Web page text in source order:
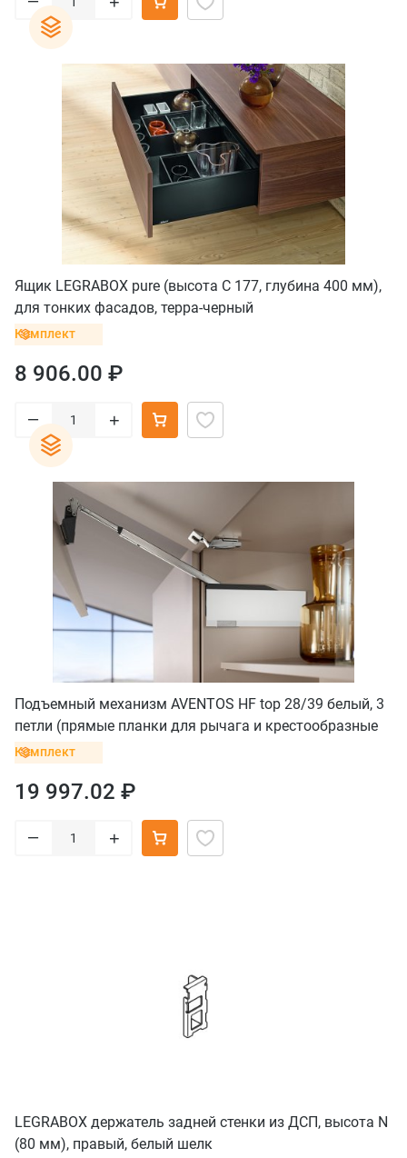
Ящик LEGRABOX pure (высота C 177, глубина 400 мм),
для тонких фасадов, терра-черный
Комплект
8 906.00 ₽
– +
Подъемный механизм AVENTOS HF top 28/39 белый, 3
петли (прямые планки для рычага и крестообразные
без винта для петель)
Комплект
19 997.02 ₽
– +
LEGRABOX держатель задней стенки из ДСП, высота N
(80 мм), правый, белый шелк